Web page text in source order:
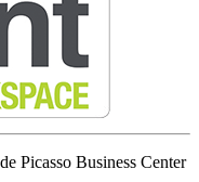
Picasso Business Center